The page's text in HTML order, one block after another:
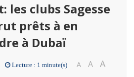
les clubs Sagesse
prêts à en
à Dubaï
Lecture : 1 minute(s) A A A